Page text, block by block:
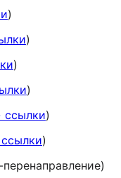
)
)
)
)
)
)